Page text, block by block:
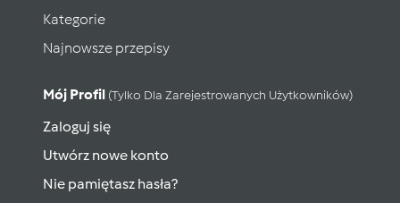
Kategorie
Najnowsze przepisy
Mój Profil (tylko Dla Zarejestrowanych Użytkowników)
Zaloguj się
Utwórz nowe konto
Nie pamiętasz hasła?